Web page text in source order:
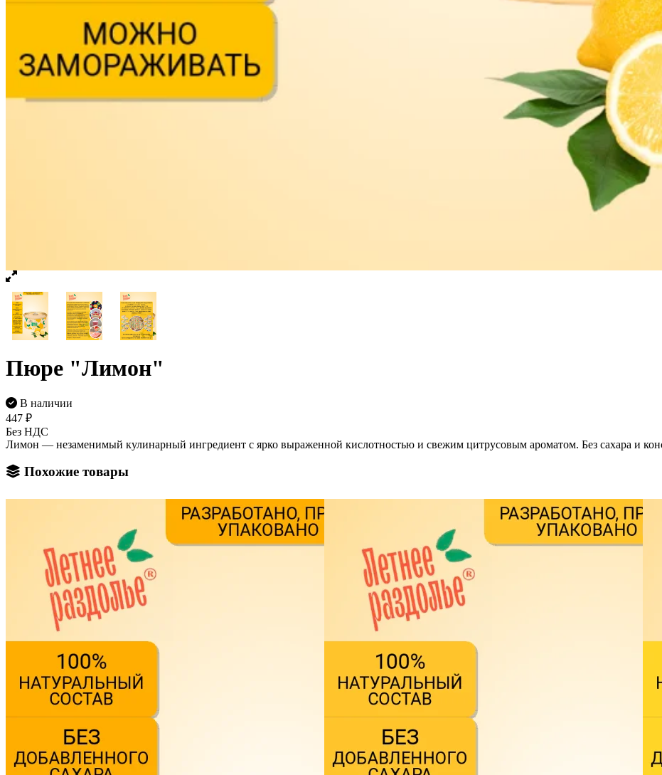
Пюре "Лимон"
В наличии
447 ₽
Без НДС
Лимон — незаменимый кулинарный ингредиент с ярко выраженной кислотностью и свежим цитрусовым ароматом. Без сахара и
Похожие товары